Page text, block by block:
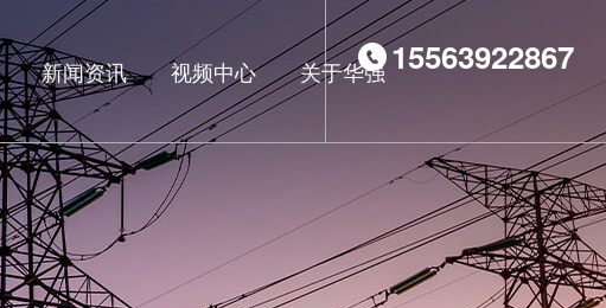
15563922867
新闻资讯 视频中心 关于华强